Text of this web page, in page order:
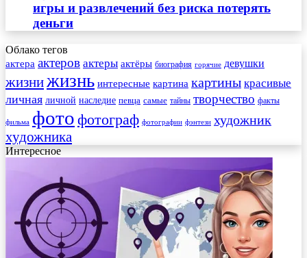
игры и развлечений без риска потерять
деньги
Облако тегов
актера актеров актеры актёры биография горячие девушки
жизнижизнь интересные картина картины красивые
личная личной наследие певца самые тайны творчество факты
фильма фото фотограф фотографии фэнтези художник
художника
Интересное